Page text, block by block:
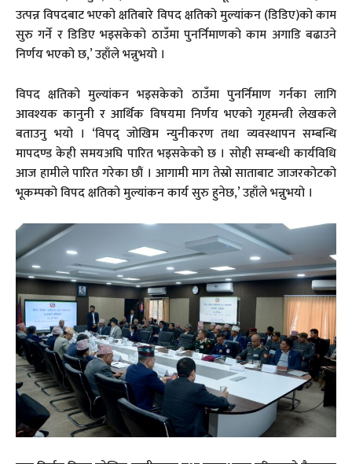
उत्पन्न विपदबाट भएको क्षतिबारे विपद क्षतिको मुल्यांकन (डिडिए)को काम
सुरु गर्ने र डिडिए भइसकेको ठाउँमा पुनर्निमाणको काम अगाडि बढाउने
निर्णय भएको छ,’ उहाँले भन्नुभयो ।
विपद क्षतिको मुल्यांकन भइसकेको ठाउँमा पुनर्निमाण गर्नका लागि
आवश्यक कानुनी र आर्थिक विषयमा निर्णय भएको गृहमन्त्री लेखकले
बताउनु भयो । ‘विपद् जोखिम न्युनीकरण तथा व्यवस्थापन सम्बन्धि
मापदण्ड केही समयअघि पारित भइसकेको छ । सोही सम्बन्धी कार्यविधि
आज हामीले पारित गरेका छौं । आगामी माग तेस्रो साताबाट जाजरकोटको
भूकम्पको विपद क्षतिको मुल्यांकन कार्य सुरु हुनेछ,’ उहाँले भन्नुभयो ।